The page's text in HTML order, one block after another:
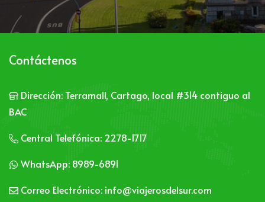
Contáctenos
Dirección: Terramall, Cartago, local #314 contiguo al
BAC
Central Telefónica: 2278-1717
WhatsApp: 8989-6891
Correo Electrónico: info@viajerosdelsur.com